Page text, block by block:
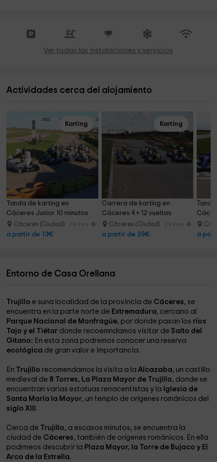
Ver todas las instalaciones y servicios
Actividades cerca del alojamiento
Karting
Tanda de karting en
Cáceres Junior 10 minutos
Cáceres (Ciudad) 29.4 km
a partir de 13€
Karting
Carrera de karting en
Cáceres 4 + 12 vueltas
Cáceres (Ciudad) 29.4 km
a partir de 25€ a
Entorno de Casa Orellana
Trujillo e suna localidad de la provincia de Cáceres, se
encuentra en la parte norte de Extremadura, cercano al
Parque Nacional de Monfragüe, por donde pasan los ríos
Tajo y el Tiétar donde recoemndamos visitar de Salto del
Gitano: En esta zona podremos conocer una reserva
ecológica de gran valor e importancia.
En Trujillo recomendamos la visita a laAlcazaba, un castillo
medieval de 8 Torres, La Plaza Mayor de Trujillo, donde se
encuentran varias estatuas renacentistas y la Iglesia de
Santa María la Mayor, un templo de orígenes románicos del
siglo XIII.
Cerca de Trujillo, a escasos minutos, se encuentra la
ciudad de Cáceres, también de orígenes románicos. En ella
podrmeos descubrir la Plaza Mayor, la Torre de Bujaco y El
Arco de la Estrella.